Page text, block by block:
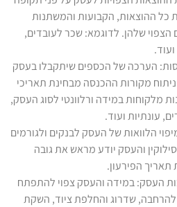
כל ההוצאות, הקבועות והמשתנות
שלהן. לדוגמא: שכר לעובדים,
הערכה של הכספים שיתקבלו בעסק
מקורות ההכנסה מבחינת תאריכי
מלקוחות במידה ורלוונטי לסוג העסק,
עונתיות ועוד.
הלוואות של העסק לבנקים ולגורמים
והעסק יודע מראש את גובה
הפירעון.
העסק: במידה והעסק צפוי להתפתח
להרחבה, שדרוג והחלפת ציוד, השקת